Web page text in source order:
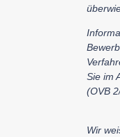
Sie im
(OVB
Wir